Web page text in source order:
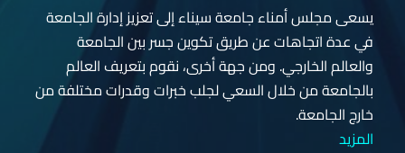
يسعى مجلس أمناء جامعة سيناء إلى تعزيز إدارة الجامعة
في عدة اتجاهات عن طريق تكوين جسر بين الجامعة
والعالم الخارجي. ومن جهة أخرى، نقوم بتعريف العالم
بالجامعة من خلال السعي لجلب خبرات وقدرات مختلفة من
خارج الجامعة.
المزيد